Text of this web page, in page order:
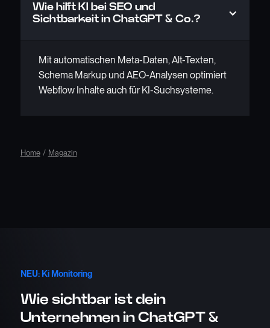
Wie hilft KI bei SEO und
Sichtbarkeit in ChatGPT & Co.?
Mit automatischen Meta-Daten, Alt-Texten,
Schema Markup und AEO-Analysen optimiert
Webflow Inhalte auch für KI-Suchsysteme.
Home / Magazin
NEU: Ki Monitoring
Wie sichtbar ist dein
Unternehmen in ChatGPT &